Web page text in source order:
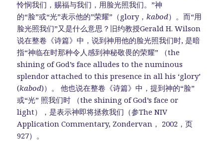
怜悯我们，赐福与我们，用脸光照我们。”神
的“脸”或“光”表示他的”荣耀”（glory， kabod）。而“用
脸光照我们”又是什么意思？旧约教授Gerald H. Wilson
说在整卷《诗篇》中，说到神用他的脸光照我们时, 是暗
指“神临在时那种令人感到神秘敬畏的荣耀” （the
shining of God’s face alludes to the numinous
splendor attached to this presence in all his ‘glory’
(kabod)）。 他也说在整卷《诗篇》中，提到神的“脸”
或“光” 照我们时 （the shining of God’s face or
light），是表示神即将拯救我们（参The NIV
Application Commentary, Zondervan， 2002，页
927）。